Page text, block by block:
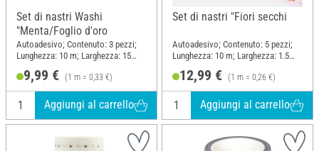
Set di nastri Washi
"Menta/Foglio d'oro
Autoadesivo; Contenuto: 3 pezzi;
Lunghezza: 10 m; Larghezza: 15
9,99 € (1 m = 0,33 €)
Aggiungi al carrello
Set di nastri "Fiori secchi
Autoadesivo; Contenuto: 5 pezzi;
Lunghezza: 10 m; Larghezza: 1.5
12,99 € (1 m = 0,26 €)
Aggiungi al carrello